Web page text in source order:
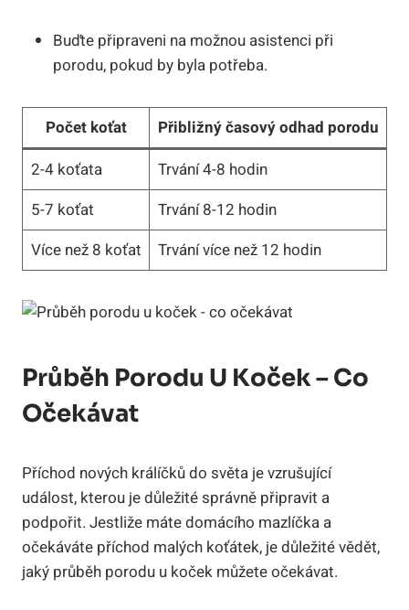
Buďte připraveni na možnou asistenci při
porodu, pokud by byla potřeba.
Počet koťat
Přibližný časový odhad porodu
2-4 koťata
Trvání 4-8 hodin
5-7 koťat
Trvání 8-12 hodin
Více než 8 koťat
Trvání více než 12 hodin
Průběh Porodu U Koček – Co
Očekávat
Příchod nových králíčků do světa je vzrušující
událost, kterou je důležité správně připravit a
podpořit. Jestliže máte domácího mazlíčka a
očekáváte příchod malých koťátek, je důležité vědět,
jaký průběh porodu u koček můžete očekávat.